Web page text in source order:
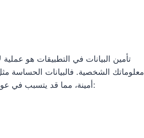
تأمين البيانات في التطبيقات هو
معلوماتك الشخصية. فالبيانات الحساسة
أمينة، مما قد يتسبب في عواقب وخيمة. إليك بعض الأسباب التي تجعل تأمين البيانات أمرًا حيويًا: